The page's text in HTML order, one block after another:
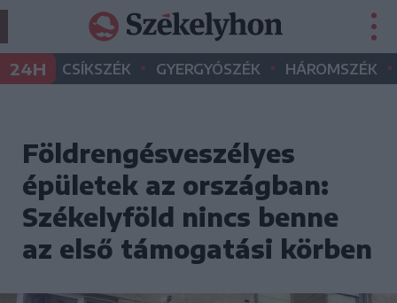
24H CSÍKSZÉK • GYERGYÓSZÉK • HÁROMSZÉK •
Földrengésveszélyes
épületek az országban:
Székelyföld nincs benne
az első támogatási körben